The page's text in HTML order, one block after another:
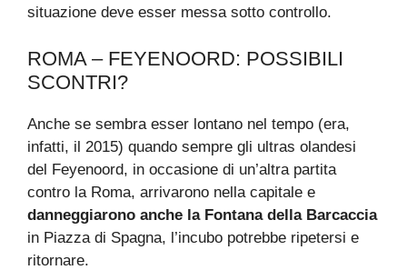
situazione deve esser messa sotto controllo.
ROMA – FEYENOORD: POSSIBILI
SCONTRI?
Anche se sembra esser lontano nel tempo (era,
infatti, il 2015) quando sempre gli ultras olandesi
del Feyenoord, in occasione di un’altra partita
contro la Roma, arrivarono nella capitale e
danneggiarono anche la Fontana della Barcaccia
in Piazza di Spagna, l’incubo potrebbe ripetersi e
ritornare.